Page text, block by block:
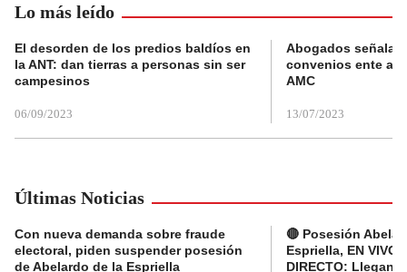
Lo más leído
El desorden de los predios baldíos en
la ANT: dan tierras a personas sin ser
campesinos
06/09/2023
Abogados
convenios ente
AMC
13/07/2023
Últimas Noticias
Con nueva demanda sobre fraude
electoral, piden suspender posesión
de Abelardo de la Espriella
🔴 Posesión
Espriella, EN VIVO
DIRECTO: Llegan